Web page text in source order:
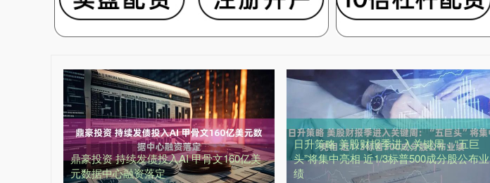
鼎豪投资 持续发债投入AI 甲骨文160亿美
元数据中心融资落定
日升策略 美股财报季进入关键周：“五巨
头”将集中亮相 近1/3标普500成分股公布业
绩